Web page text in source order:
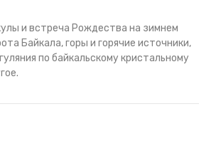
и встреча Рождества на зимнем
Байкала, горы и горячие источники,
по байкальскому кристальному